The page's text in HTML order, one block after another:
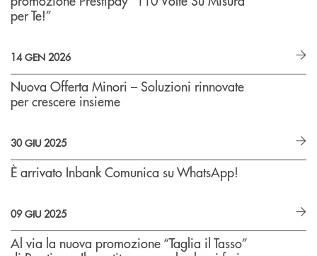
per Te!”
14 GEN 2026
Nuova Offerta Minori – Soluzioni rinnovate
per crescere insieme
30 GIU 2025
È arrivato Inbank Comunica su WhatsApp!
09 GIU 2025
Al via la nuova promozione “Taglia il Tasso”